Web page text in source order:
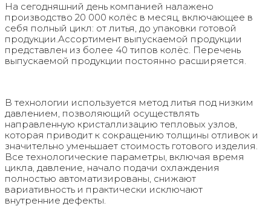
На сегодняшний день компанией налажено
производство 20 000 колёс в месяц, включающее в
себя полный цикл: от литья, до упаковки готовой
продукции.Ассортимент выпускаемой продукции
представлен из более 40 типов колёс. Перечень
выпускаемой продукции постоянно расширяется.
В технологии используется метод литья под низким
давлением, позволяющий осуществлять
направленную кристаллизацию тепловых узлов,
которая приводит к сокращению толщины отливок и
значительно уменьшает стоимость готового изделия.
Все технологические параметры, включая время
цикла, давление, начало подачи охлаждения
полностью автоматизированы, снижают
вариативность и практически исключают
внутренние дефекты.